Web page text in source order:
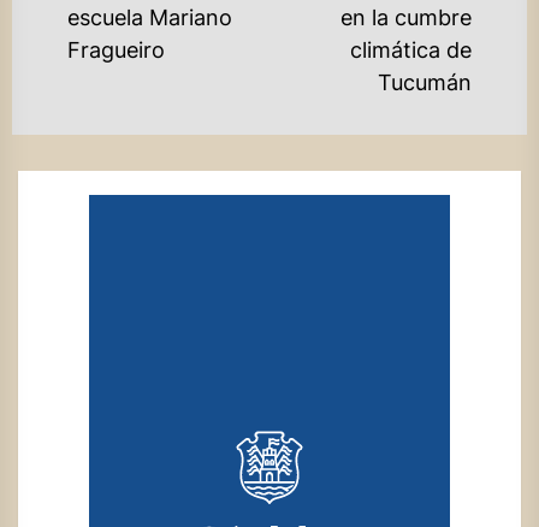
escuela Mariano
Fragueiro
en la cumbre
climática de
Tucumán